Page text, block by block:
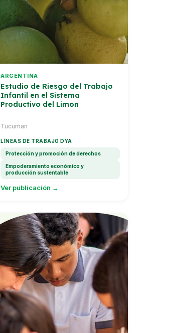
ARGENTINA
Estudio de Riesgo del Trabajo
Infantil en el Sistema
Productivo del Limon
Tucuman
LÍNEAS DE TRABAJO DYA
Protección y promoción de derechos
Empoderamiento económico y
producción sustentable
Ver publicación →